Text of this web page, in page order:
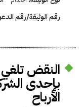
رقم الوثيقة/رقم
النقض تلغي
الأرباح